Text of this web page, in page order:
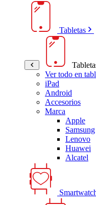
Tabletas
Ver todo en
iPad
Android
Accesorios
Marca
Apple
Samsung
Lenovo
Huawei
Alcatel